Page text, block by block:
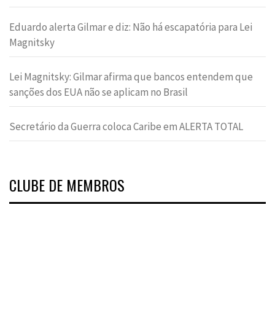
Eduardo alerta Gilmar e diz: Não há escapatória para Lei
Magnitsky
Lei Magnitsky: Gilmar afirma que bancos entendem que
sanções dos EUA não se aplicam no Brasil
Secretário da Guerra coloca Caribe em ALERTA TOTAL
CLUBE DE MEMBROS